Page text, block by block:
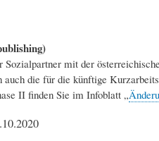
mit der
die für die künftige
II finden Sie im Infoblatt „